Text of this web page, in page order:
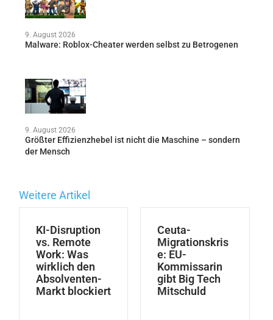
9. August 2026
Malware: Roblox-Cheater werden selbst zu Betrogenen
9. August 2026
Größter Effizienzhebel ist nicht die Maschine – sondern
der Mensch
Weitere Artikel
KI-Disruption
vs. Remote
Work: Was
wirklich den
Absolventen-
Markt blockiert
Ceuta-
Migrationskris
e: EU-
Kommissarin
gibt Big Tech
Mitschuld